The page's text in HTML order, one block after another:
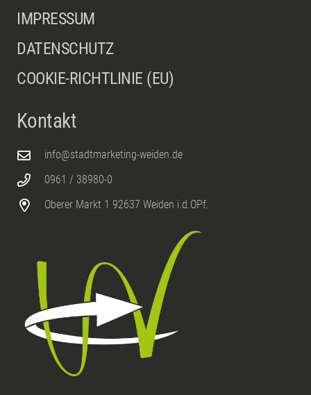
IMPRESSUM
DATENSCHUTZ
COOKIE-RICHTLINIE (EU)
Kontakt
info@stadtmarketing-weiden.de
0961 / 38980-0
Oberer Markt 1 92637 Weiden i.d.OPf.